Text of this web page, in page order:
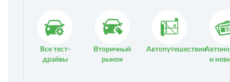
Все тест-
драйвы
Вторичный
рынок
Автопутешествия
и